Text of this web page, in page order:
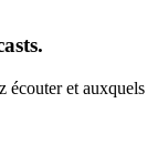
écouter et auxquels